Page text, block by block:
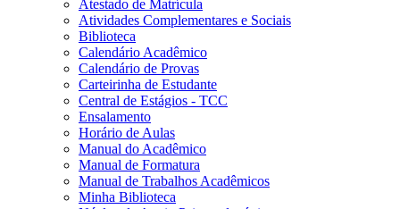
Atestado de Matrícula
Atividades Complementares e Sociais
Biblioteca
Calendário Acadêmico
Calendário de Provas
Carteirinha de Estudante
Central de Estágios - TCC
Ensalamento
Horário de Aulas
Manual do Acadêmico
Manual de Formatura
Manual de Trabalhos Acadêmicos
Minha Biblioteca